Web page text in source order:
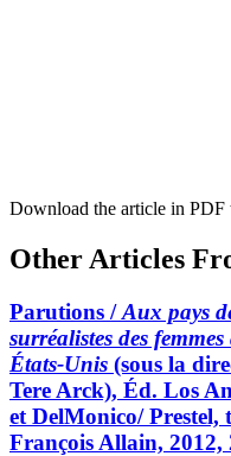
Download the article in PDF
Other Articles
Parutions /Aux pays
surréalistes des
États-Unis (sous la
Tere Arck), Éd. Los
et DelMonico/
François Allain, 2012,